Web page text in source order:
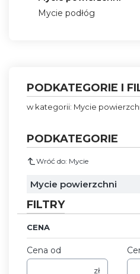
Mycie podłóg
PODKATEGORIE I
w kategorii: Mycie
PODKATEGORIE
Wróć do: Mycie
Mycie powierzchni
FILTRY
CENA
Cena od
zł